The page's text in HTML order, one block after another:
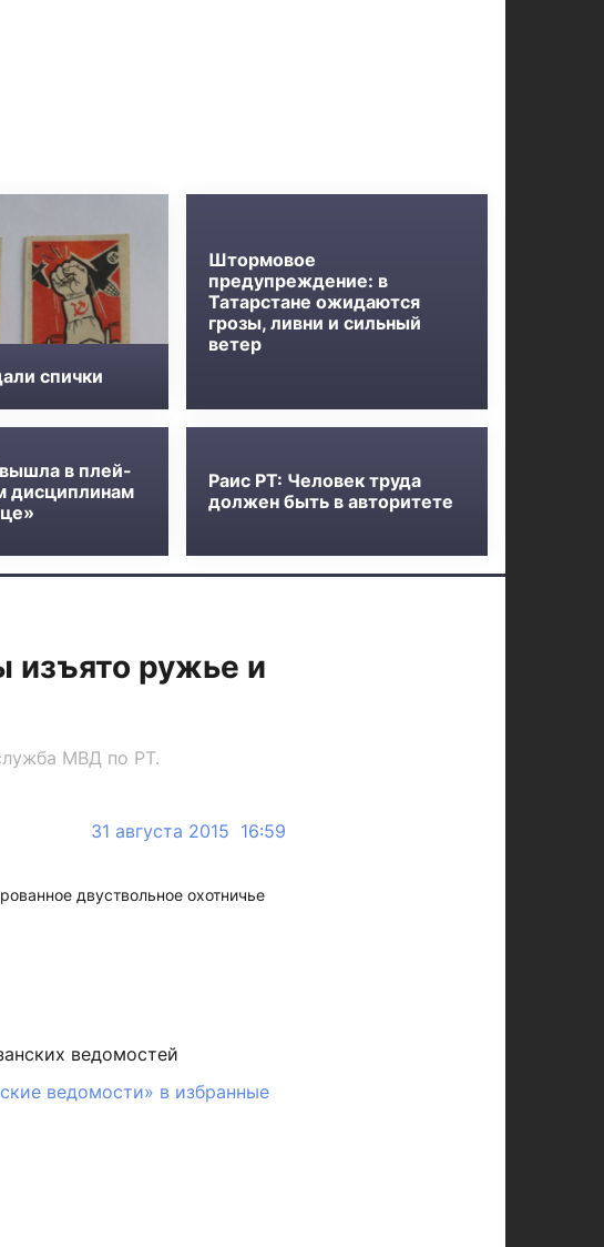
спички
Штормовое
предупреждение: в
Татарстане ожидаются
грозы, ливни и сильный
ветер
в плей-
дисциплинам
Раис РТ: Человек труда
должен быть в авторитете
изъято ружье и
МВД по РТ.
31 августа 2015 16:59
двуствольное охотничье
ведомостей
ведомости» в избранные